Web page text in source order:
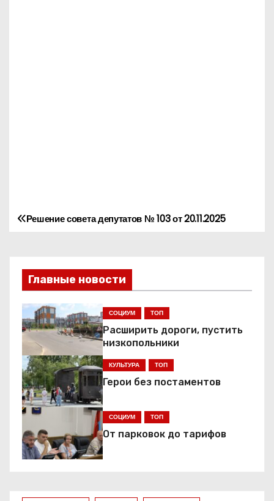
Н
в
и
г
а
ц
и
я
п
Решение совета депутатов № 103 от 20.11.2025
Главные новости
СОЦИУМ ТОП
Расширить дороги, пустить
низкопольники
КУЛЬТУРА ТОП
Герои без постаментов
СОЦИУМ ТОП
От парковок до тарифов